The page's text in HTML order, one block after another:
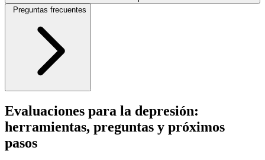
Preguntas frecuentes
Evaluaciones para la depresión:
herramientas, preguntas y próximos
pasos